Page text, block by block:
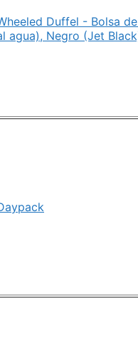
Duffel - Bolsa
agua), Negro (Jet